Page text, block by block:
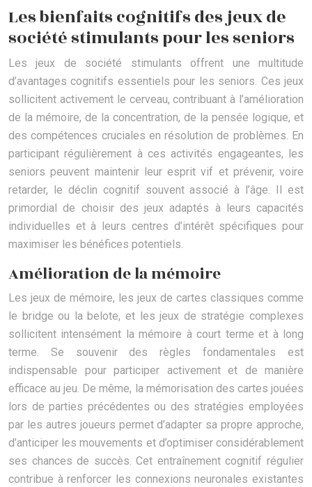
Les bienfaits cognitifs des jeux de
société stimulants pour les seniors
Les jeux de société stimulants offrent une multitude
d’avantages cognitifs essentiels pour les seniors. Ces jeux
sollicitent activement le cerveau, contribuant à l’amélioration
de la mémoire, de la concentration, de la pensée logique, et
des compétences cruciales en résolution de problèmes. En
participant régulièrement à ces activités engageantes, les
seniors peuvent maintenir leur esprit vif et prévenir, voire
retarder, le déclin cognitif souvent associé à l’âge. Il est
primordial de choisir des jeux adaptés à leurs capacités
individuelles et à leurs centres d’intérêt spécifiques pour
maximiser les bénéfices potentiels.
Amélioration de la mémoire
Les jeux de mémoire, les jeux de cartes classiques comme
le bridge ou la belote, et les jeux de stratégie complexes
sollicitent intensément la mémoire à court terme et à long
terme. Se souvenir des règles fondamentales est
indispensable pour participer activement et de manière
efficace au jeu. De même, la mémorisation des cartes jouées
lors de parties précédentes ou des stratégies employées
par les autres joueurs permet d’adapter sa propre approche,
d’anticiper les mouvements et d’optimiser considérablement
ses chances de succès. Cet entraînement cognitif régulier
contribue à renforcer les connexions neuronales existantes